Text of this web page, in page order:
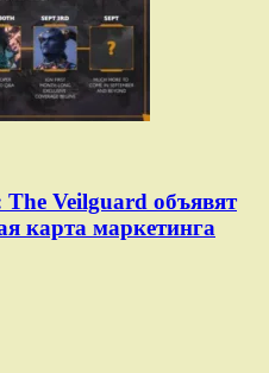
The Veilguard объявят
карта маркетинга